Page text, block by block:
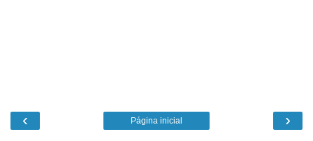
‹ ›
Página inicial